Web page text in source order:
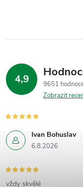
4,9
9651
Zobrazit
Ivan Bohuslav
6.8.2026
vždy skvělé